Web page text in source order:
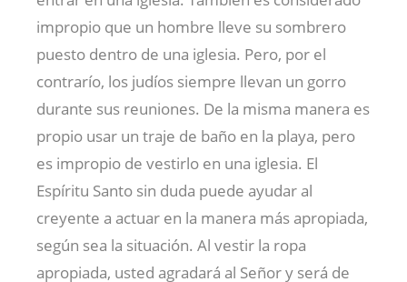
impropio que un hombre lleve su sombrero
puesto dentro de una iglesia. Pero, por el
contrarío, los judíos siempre llevan un gorro
durante sus reuniones. De la misma manera es
propio usar un traje de baño en la playa, pero
es impropio de vestirlo en una iglesia. El
Espíritu Santo sin duda puede ayudar al
creyente a actuar en la manera más apropiada,
según sea la situación. Al vestir la ropa
apropiada, usted agradará al Señor y será de